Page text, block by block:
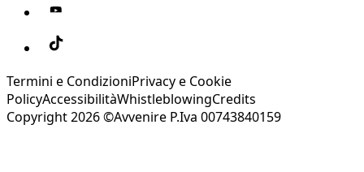
Termini e CondizioniPrivacy e Cookie
PolicyAccessibilitàWhistleblowingCredits
Copyright 2026 ©Avvenire P.Iva 00743840159